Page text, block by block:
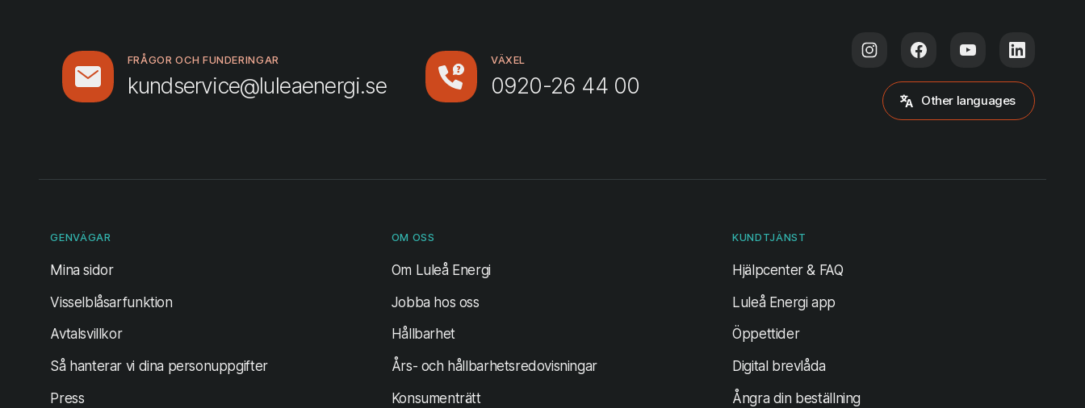
FRÅGOR OCH FUNDERINGAR
kundservice@luleaenergi.se
VÄXEL
0920-26 44 00
Other languages
GENVÄGAR
Mina sidor(öppnas i ny flik)
Visselblåsarfunktion
Avtalsvillkor
Så hanterar vi dina personuppgifter
Press
OM OSS
Om Luleå Energi
Jobba hos oss
Hållbarhet
Års- och hållbarhetsredovisningar
Konsumenträtt
KUNDTJÄNST
Hjälpcenter & FAQ
Luleå Energi app
Öppettider
Digital brevlåda
Ångra din beställning